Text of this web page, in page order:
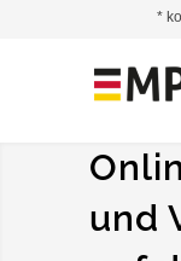
und
*